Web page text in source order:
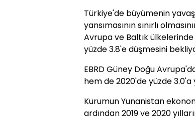
Türkiye'de büyümenin
yansımasının sınırlı
Avrupa ve Baltık
yüzde 3.8'e düşmesini
EBRD Güney Doğu
hem de 2020'de yüzde 3.0'a
Kurumun Yunanistan
ardından 2019 ve 2020